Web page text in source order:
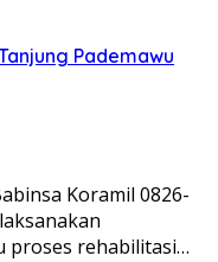
Pademawu
Koramil 0826-
proses rehabilitasi…